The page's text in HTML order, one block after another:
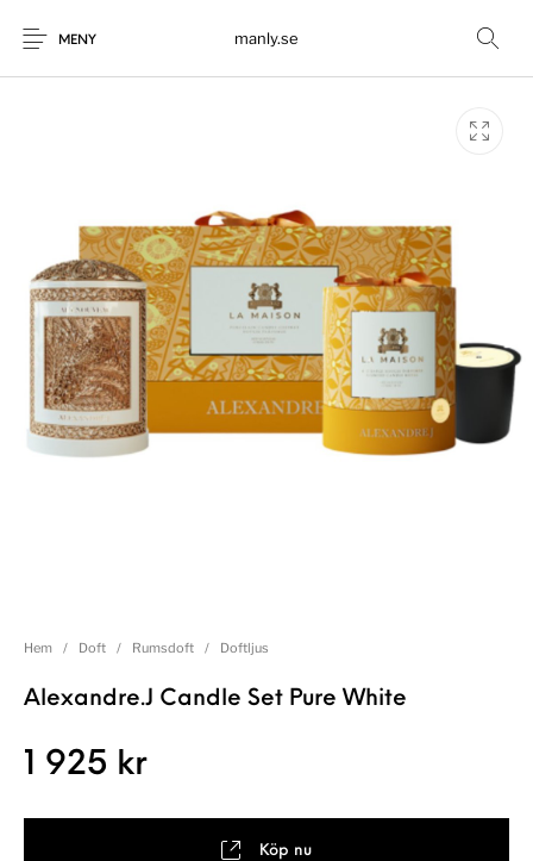
MENY manly.se
Hem / Doft / Rumsdoft / Doftljus
Alexandre.J Candle Set Pure White
1 925 kr
Köp nu